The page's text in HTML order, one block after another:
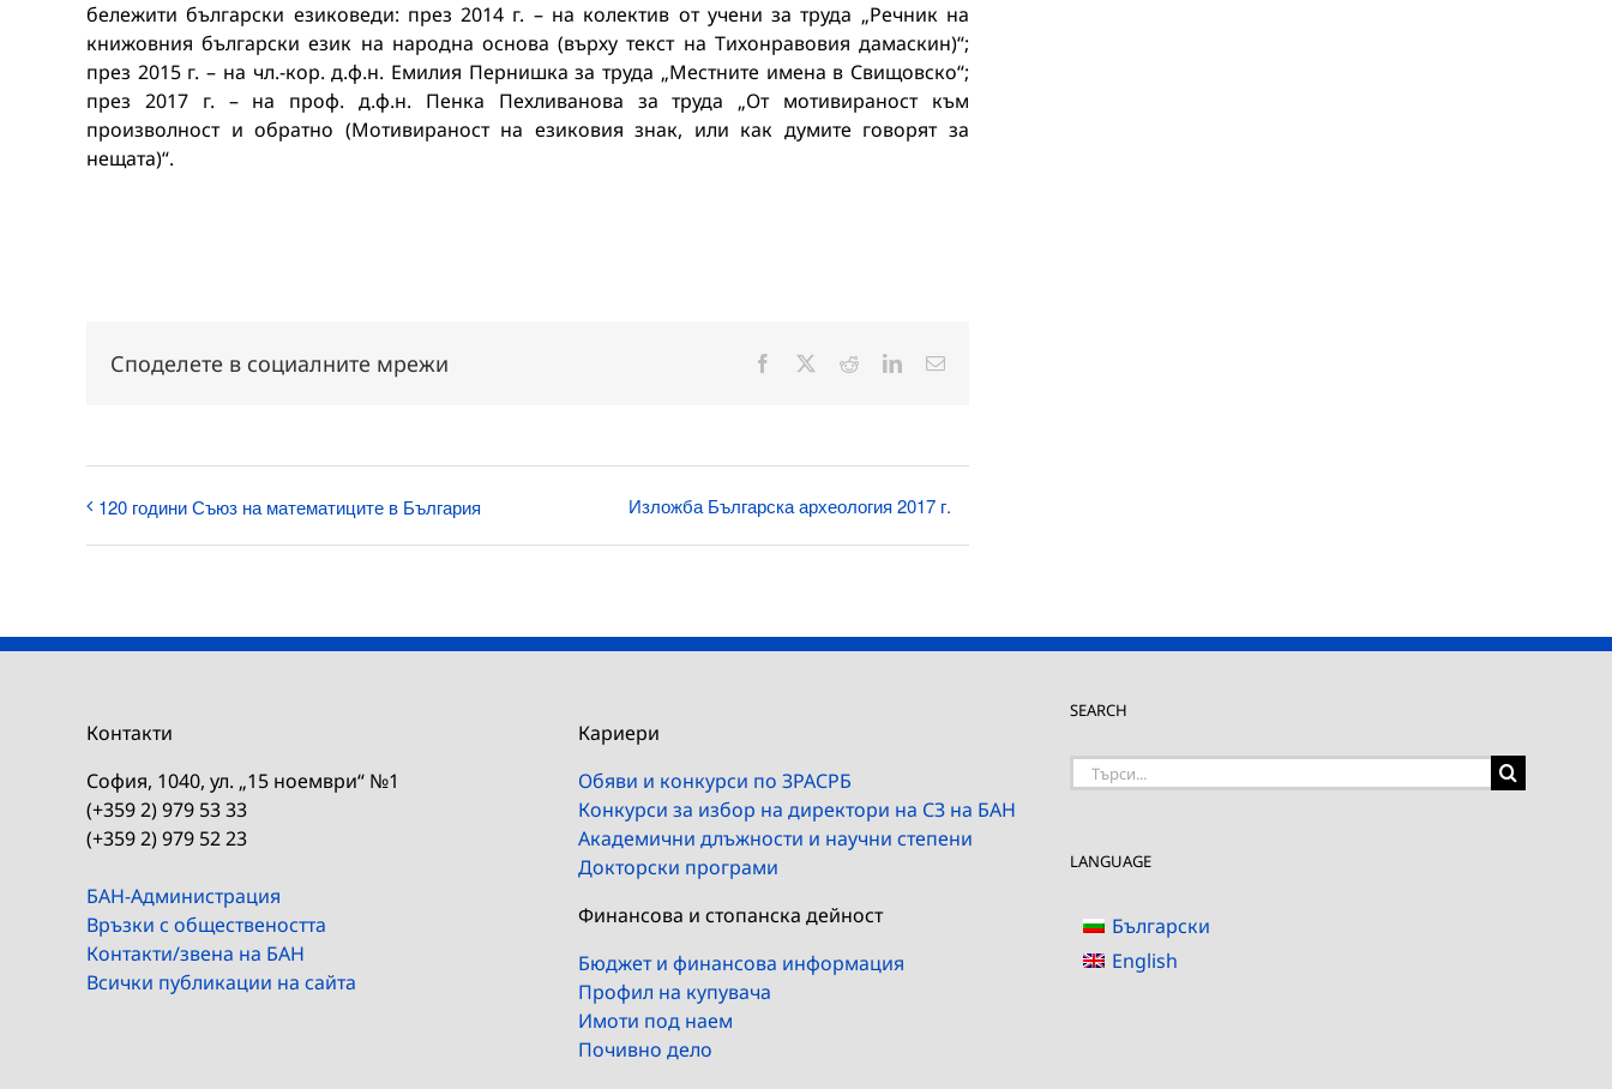
бележити български езиковеди: през 2014 г. – на колектив от учени за труда „Речник на
книжовния български език на народна основа (върху текст на Тихонравовия дамаскин)“;
през 2015 г. – на чл.-кор. д.ф.н. Емилия Пернишка за труда „Местните имена в Свищовско“;
през 2017 г. – на проф. д.ф.н. Пенка Пехливанова за труда „От мотивираност към
произволност и обратно (Мотивираност на езиковия знак, или как думите говорят за
нещата)“.
Споделете в социалните мрежи Facebook RedditLinkedInЕлектронна
120 години Съюз на математиците в България Изложба Българска археология 2017 г.
Контакти
София, 1040, ул. „15 ноември“ №1
(+359 2) 979 53 33
(+359 2) 979 52 23
БАН-Администрация
Връзки с обществеността
Контакти/звена на БАН
Всички публикации на сайта
Кариери
Обяви и конкурси по ЗРАСРБ
Конкурси за избор на директори на СЗ на БАН
Академични длъжности и научни степени
Докторски програми
Финансова и стопанска дейност
Бюджет и финансова информация
Профил на купувача
Имоти под наем
Почивно дело
SEARCH
Търсене
LANGUAGE
Български
English